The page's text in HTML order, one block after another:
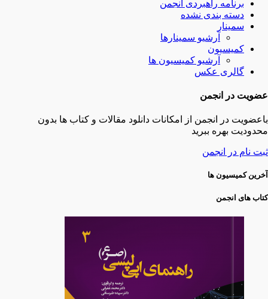
برنامه راهبردی انجمن
دسته بندی نشده
سمینار
آرشیو سمینارها
کمیسیون
آرشیو کمیسیون ها
گالری عکس
عضویت در انجمن
باعضویت در انجمن از امکانات دانلود مقالات و کتاب ها بدون
محدودیت بهره ببرید
ثبت نام در انجمن
آخرین کمیسیون ها
کتاب های انجمن